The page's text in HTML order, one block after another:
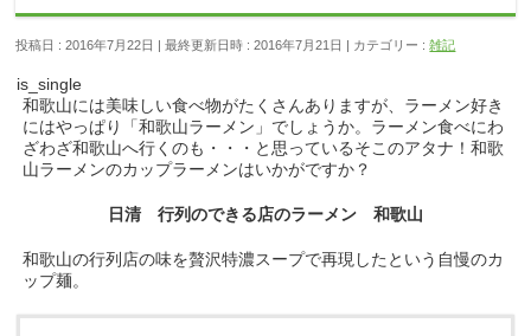
投稿日 : 2016年7月22日 最終更新日時 : 2016年7月21日 カテゴリー :雑記
is_single
和歌山には美味しい食べ物がたくさんありますが、ラーメン好き
にはやっぱり「和歌山ラーメン」でしょうか。ラーメン食べにわ
ざわざ和歌山へ行くのも・・・と思っているそこのアタナ！和歌
山ラーメンのカップラーメンはいかがですか？
日清 行列のできる店のラーメン 和歌山
和歌山の行列店の味を贅沢特濃スープで再現したという自慢のカ
ップ麺。